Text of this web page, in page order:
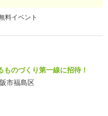
料イベント
ものづくり第一線に招待！
市福島区